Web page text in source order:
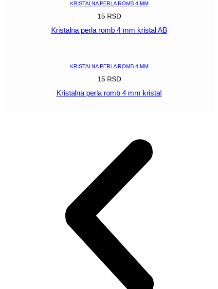
KRISTALNA PERLA ROMB 4 MM
15 RSD
Kristalna perla romb 4 mm kristal AB
KRISTALNA PERLA ROMB 4 MM
15 RSD
Kristalna perla romb 4 mm kristal